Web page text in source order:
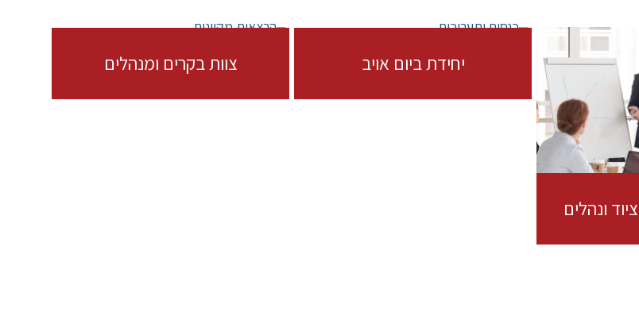
ונהלים
יחידת ביום אויב צוות בקרים ומנהלים